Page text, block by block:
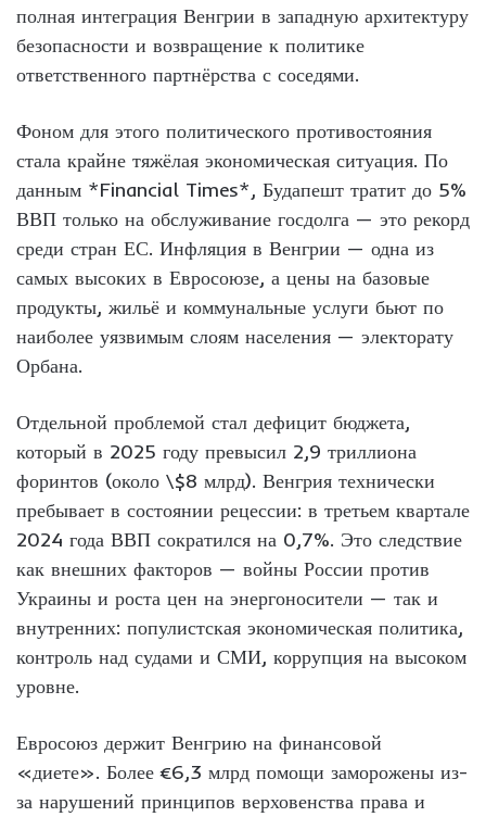
полная интеграция Венгрии в западную архитектуру
безопасности и возвращение к политике
ответственного партнёрства с соседями.
Фоном для этого политического противостояния
стала крайне тяжёлая экономическая ситуация. По
данным *Financial Times*, Будапешт тратит до 5%
ВВП только на обслуживание госдолга — это рекорд
среди стран ЕС. Инфляция в Венгрии — одна из
самых высоких в Евросоюзе, а цены на базовые
продукты, жильё и коммунальные услуги бьют по
наиболее уязвимым слоям населения — электорату
Орбана.
Отдельной проблемой стал дефицит бюджета,
который в 2025 году превысил 2,9 триллиона
форинтов (около \$8 млрд). Венгрия технически
пребывает в состоянии рецессии: в третьем квартале
2024 года ВВП сократился на 0,7%. Это следствие
как внешних факторов — войны России против
Украины и роста цен на энергоносители — так и
внутренних: популистская экономическая политика,
контроль над судами и СМИ, коррупция на высоком
уровне.
Евросоюз держит Венгрию на финансовой
«диете». Более €6,3 млрд помощи заморожены из-
за нарушений принципов верховенства права и